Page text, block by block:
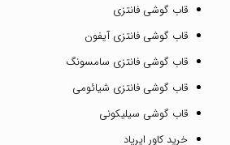
قاب گوشی فانتزی
قاب گوشی فانتزی آیفون
قاب گوشی فانتزی سامسونگ
قاب گوشی فانتزی شیائومی
قاب گوشی سیلیکونی
خرید کاور ایرپاد